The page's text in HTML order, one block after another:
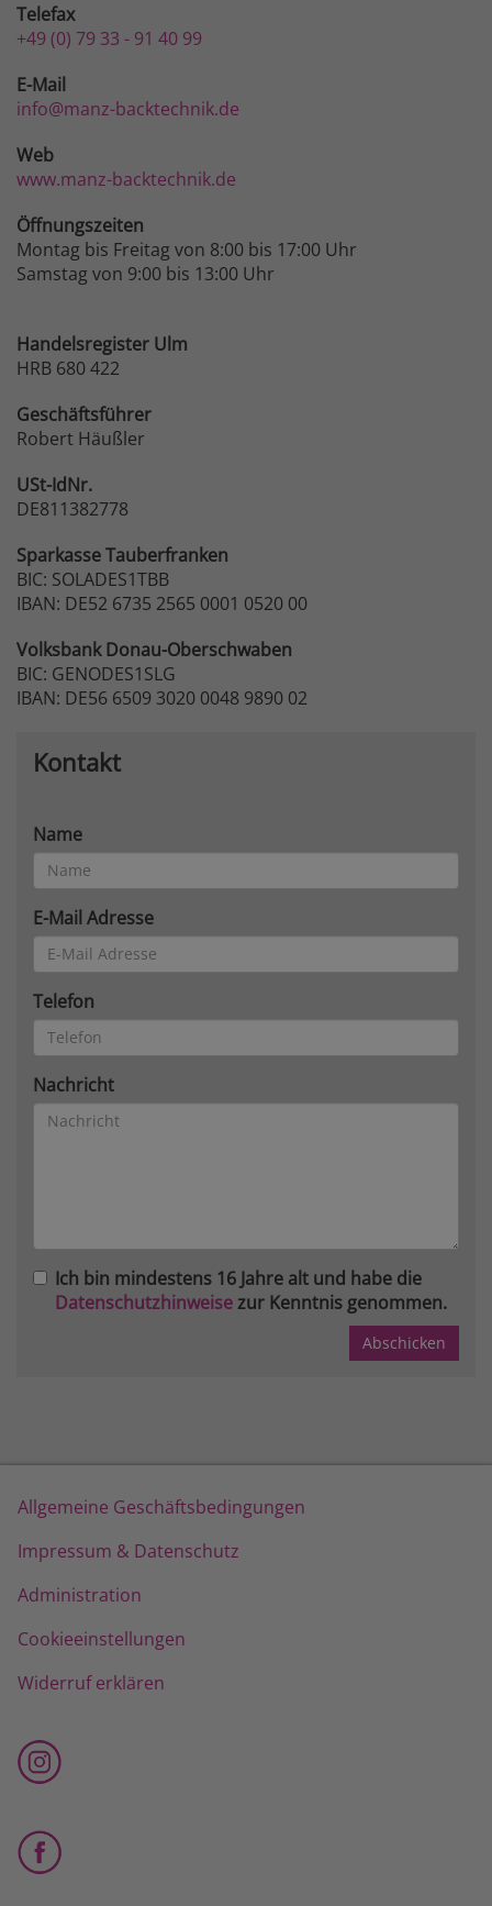
Telefax
+49 (0) 79 33 - 91 40 99
E-Mail
info@manz-backtechnik.de
Web
www.manz-backtechnik.de
Öffnungszeiten
Montag bis Freitag von 8:00 bis 17:00 Uhr
Samstag von 9:00 bis 13:00 Uhr
Handelsregister Ulm
HRB 680 422
Geschäftsführer
Robert Häußler
USt-IdNr.
DE811382778
SparkasseTauberfranken
BIC: SOLADES1TBB
IBAN: DE52 6735 2565 0001 0520 00
VolksbankDonau-Oberschwaben
BIC: GENODES1SLG
IBAN: DE56 6509 3020 0048 9890 02
Kontakt
Name
E-Mail Adresse
Telefon
Nachricht
Ich bin mindestens 16 Jahre alt und habe die
Datenschutzhinweisezur Kenntnis genommen.
Allgemeine Geschäftsbedingungen
Impressum & Datenschutz
Administration
Cookieeinstellungen
Widerruf erklären